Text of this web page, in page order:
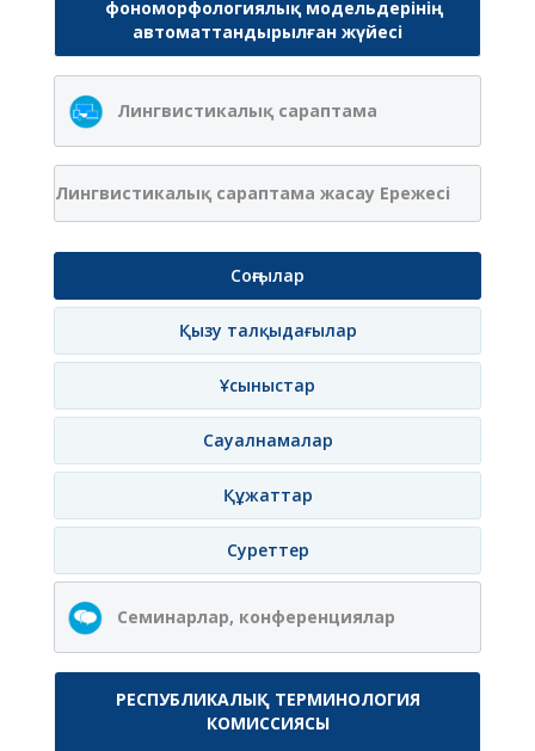
фономорфологиялық модельдерінің
автоматтандырылған жүйесі
Лингвистикалық сараптама
Лингвистикалық сараптама жасау Ережесі
Соңғылар
Қызу талқыдағылар
Ұсыныстар
Сауалнамалар
Құжаттар
Суреттер
Семинарлар, конференциялар
РЕСПУБЛИКАЛЫҚ ТЕРМИНОЛОГИЯ
КОМИССИЯСЫ